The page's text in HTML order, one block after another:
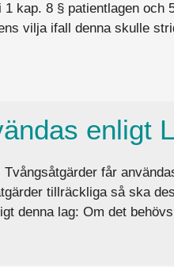
kap. 8 § patientlagen och
vilja ifall denna skulle
enligt
får
tillräckliga så ska
denna lag: Om det